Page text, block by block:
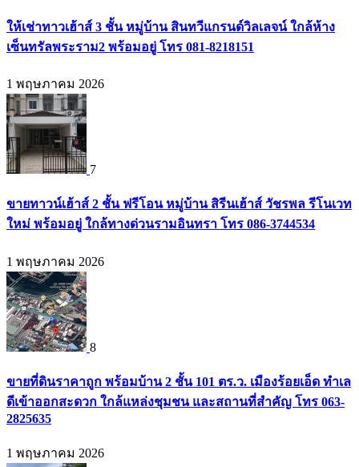
ให้เช่าทาวเฮ้าส์ 3 ชั้น หมู่บ้าน สินทวีแกรนด์วิลเลจน์ ใกล้ห้าง
เซ็นทรัลพระราม2 พร้อมอยู่ โทร 081-8218151
1 พฤษภาคม 2026
7
ขายทาวน์เฮ้าส์ 2 ชั้น ฟรีโอน หมู่บ้าน สิรีนเฮ้าส์ วัชรพล รีโนเวท
ใหม่ พร้อมอยู่ ใกล้ทางด่วนรามอินทรา โทร 086-3744534
1 พฤษภาคม 2026
8
ขายที่ดินราคาถูก พร้อมบ้าน 2 ชั้น 101 ตร.ว. เมืองร้อยเอ็ด ทำเล
ดีเข้าออกสะดวก ใกล้แหล่งชุมชน และสถานที่สำคัญ โทร 063-
2825635
1 พฤษภาคม 2026